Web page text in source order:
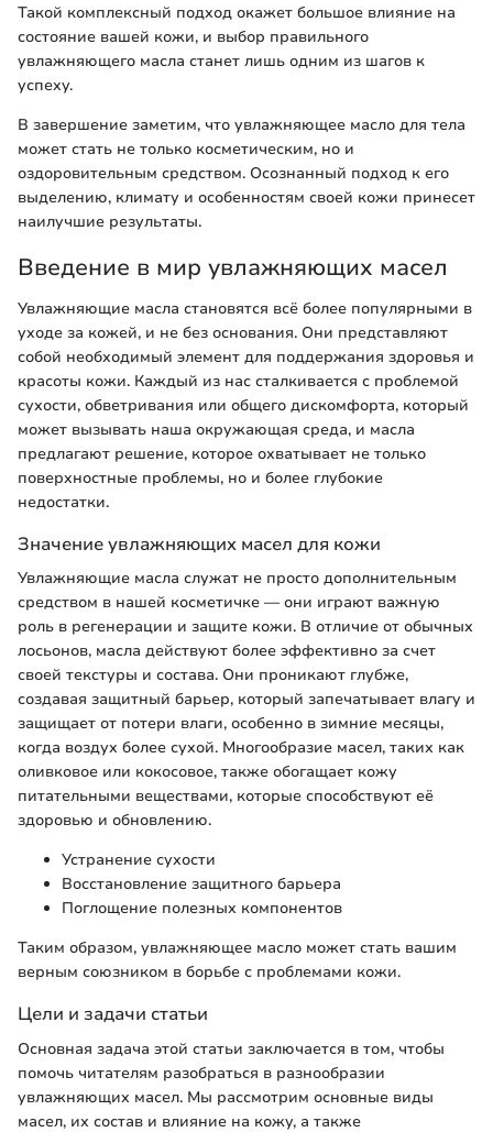
Такой комплексный подход окажет большое влияние на
состояние вашей кожи, и выбор правильного
увлажняющего масла станет лишь одним из шагов к
успеху.
В завершение заметим, что увлажняющее масло для тела
может стать не только косметическим, но и
оздоровительным средством. Осознанный подход к его
выделению, климату и особенностям своей кожи принесет
наилучшие результаты.
Введение в мир увлажняющих масел
Увлажняющие масла становятся всё более популярными в
уходе за кожей, и не без основания. Они представляют
собой необходимый элемент для поддержания здоровья и
красоты кожи. Каждый из нас сталкивается с проблемой
сухости, обветривания или общего дискомфорта, который
может вызывать наша окружающая среда, и масла
предлагают решение, которое охватывает не только
поверхностные проблемы, но и более глубокие
недостатки.
Значение увлажняющих масел для кожи
Увлажняющие масла служат не просто дополнительным
средством в нашей косметичке — они играют важную
роль в регенерации и защите кожи. В отличие от обычных
лосьонов, масла действуют более эффективно за счет
своей текстуры и состава. Они проникают глубже,
создавая защитный барьер, который запечатывает влагу и
защищает от потери влаги, особенно в зимние месяцы,
когда воздух более сухой. Многообразие масел, таких как
оливковое или кокосовое, также обогащает кожу
питательными веществами, которые способствуют её
здоровью и обновлению.
Устранение сухости
Восстановление защитного барьера
Поглощение полезных компонентов
Таким образом, увлажняющее масло может стать вашим
верным союзником в борьбе с проблемами кожи.
Цели и задачи статьи
Основная задача этой статьи заключается в том, чтобы
помочь читателям разобраться в разнообразии
увлажняющих масел. Мы рассмотрим основные виды
масел, их состав и влияние на кожу, а также